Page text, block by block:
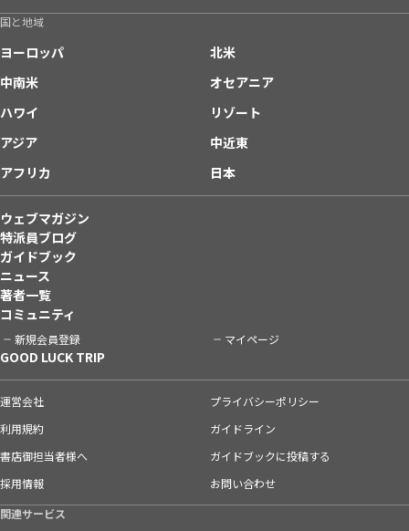
国と地域
ヨーロッパ
北米
中南米
オセアニア
ハワイ
リゾート
アジア
中近東
アフリカ
日本
ウェブマガジン
特派員ブログ
ガイドブック
ニュース
著者一覧
コミュニティ
新規会員登録 マイページ
GOOD LUCK TRIP
運営会社
プライバシーポリシー
利用規約
ガイドライン
書店御担当者様へ
ガイドブックに投稿する
採用情報
お問い合わせ
関連サービス